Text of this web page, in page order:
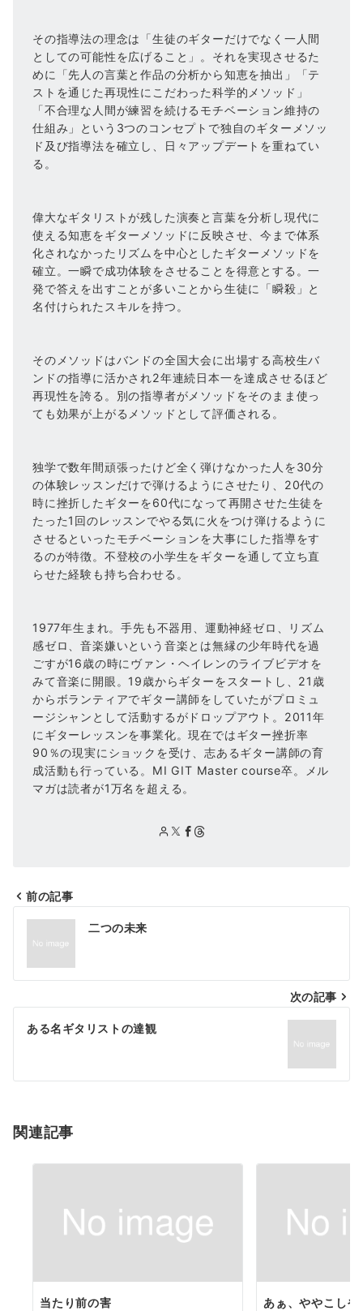
その指導法の理念は「生徒のギターだけでなく一人間
としての可能性を広げること」。それを実現させるた
めに「先人の言葉と作品の分析から知恵を抽出」「テ
ストを通じた再現性にこだわった科学的メソッド」
「不合理な人間が練習を続けるモチベーション維持の
仕組み」という3つのコンセプトで独自のギターメソッ
ド及び指導法を確立し、日々アップデートを重ねてい
る。
偉大なギタリストが残した演奏と言葉を分析し現代に
使える知恵をギターメソッドに反映させ、今まで体系
化されなかったリズムを中心としたギターメソッドを
確立。一瞬で成功体験をさせることを得意とする。一
発で答えを出すことが多いことから生徒に「瞬殺」と
名付けられたスキルを持つ。
そのメソッドはバンドの全国大会に出場する高校生バ
ンドの指導に活かされ2年連続日本一を達成させるほど
再現性を誇る。別の指導者がメソッドをそのまま使っ
ても効果が上がるメソッドとして評価される。
独学で数年間頑張ったけど全く弾けなかった人を30分
の体験レッスンだけで弾けるようにさせたり、20代の
時に挫折したギターを60代になって再開させた生徒を
たった1回のレッスンでやる気に火をつけ弾けるように
させるといったモチベーションを大事にした指導をす
るのが特徴。不登校の小学生をギターを通して立ち直
らせた経験も持ち合わせる。
1977年生まれ。手先も不器用、運動神経ゼロ、リズム
感ゼロ、音楽嫌いという音楽とは無縁の少年時代を過
ごすが16歳の時にヴァン・ヘイレンのライブビデオを
みて音楽に開眼。19歳からギターをスタートし、21歳
からボランティアでギター講師をしていたがプロミュ
ージシャンとして活動するがドロップアウト。2011年
にギターレッスンを事業化。現在ではギター挫折率
90％の現実にショックを受け、志あるギター講師の育
成活動も行っている。MI GIT Master course卒。メル
マガは読者が1万名を超える。
投
ナ
ビ
ゲ
シ
ン
前の記事
二つの未来
次の記事
ある名ギタリストの達観
関連記事
当たり前の害 あぁ、ややこし